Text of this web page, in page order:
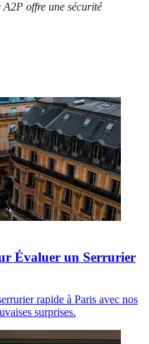
offre une sécurité
Évaluer un Serrurier
rapide à Paris avec nos
surprises.